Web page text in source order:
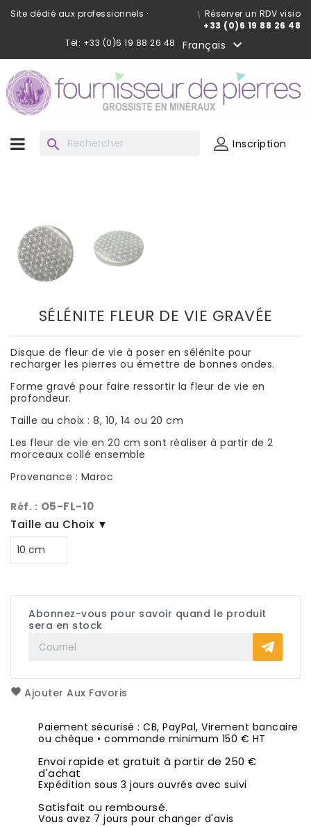
Site dédié aux professionnels ·
Réserver un RDV visio
+33 (0)6 19 88 26 48
Tél: +33 (0)6 19 88 26 48
Français 
search Inscription
SÉLÉNITE FLEUR DE VIE GRAVÉE
Disque de fleur de vie à poser en sélénite pour
recharger les pierres ou émettre de bonnes ondes.
Forme gravé pour faire ressortir la fleur de vie en
profondeur.
Taille au choix : 8, 10, 14 ou 20 cm
Les fleur de vie en 20 cm sont réaliser à partir de 2
morceaux collé ensemble
Provenance : Maroc
Réf. : O5-FL-10
Taille au Choix ▼
Abonnez-vous pour savoir quand le produit
sera en stock
Ajouter Aux Favoris
Paiement sécurisé : CB, PayPal, Virement bancaire
ou chèque • commande minimum 150 € HT
Envoi rapide et gratuit à partir de 250 €
d'achat
Expédition sous 3 jours ouvrés avec suivi
Satisfait ou remboursé.
Vous avez 7 jours pour changer d'avis